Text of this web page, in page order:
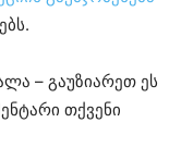
– გაუზიარეთ ეს
თქვენი